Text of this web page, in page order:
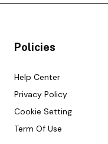
Policies
Help Center
Privacy Policy
Cookie Setting
Term Of Use